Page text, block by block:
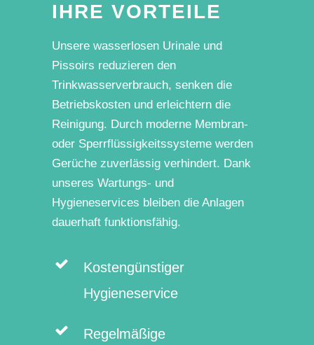
IHRE VORTEILE
Unsere wasserlosen Urinale und
Pissoirs reduzieren den
Trinkwasserverbrauch, senken die
Betriebskosten und erleichtern die
Reinigung. Durch moderne Membran-
oder Sperrflüssigkeitssysteme werden
Gerüche zuverlässig verhindert. Dank
unseres Wartungs- und
Hygieneservices bleiben die Anlagen
dauerhaft funktionsfähig.
Kostengünstiger
Hygieneservice
Regelmäßige